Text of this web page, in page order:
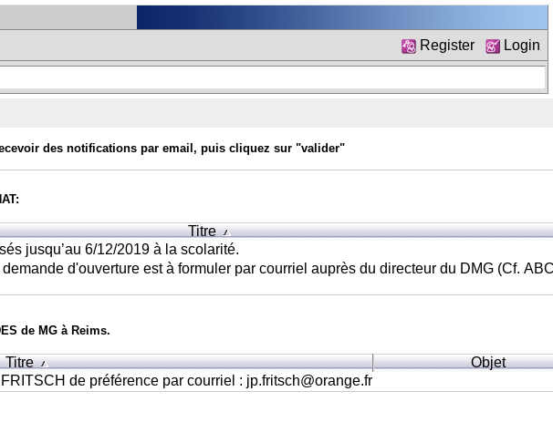
Register Login
des notifications par email, puis cliquez sur "valider"
Titre
jusqu’au 6/12/2019 à la scolarité.
d'ouverture est à formuler par courriel auprès du directeur du DMG (Cf.
de MG à Reims.
Titre
Objet
de préférence par courriel : jp.fritsch@orange.fr